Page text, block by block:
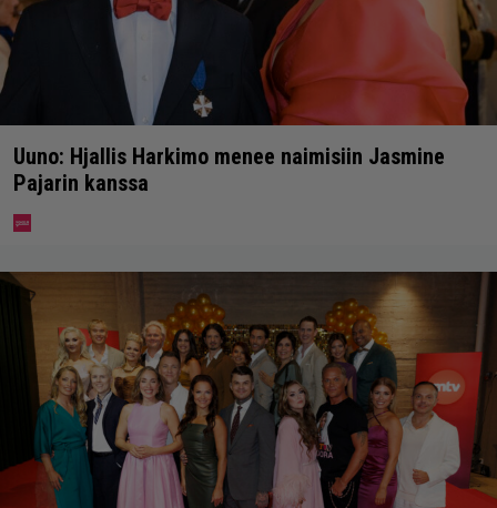
Uuno: Hjallis Harkimo menee naimisiin Jasmine
Pajarin kanssa